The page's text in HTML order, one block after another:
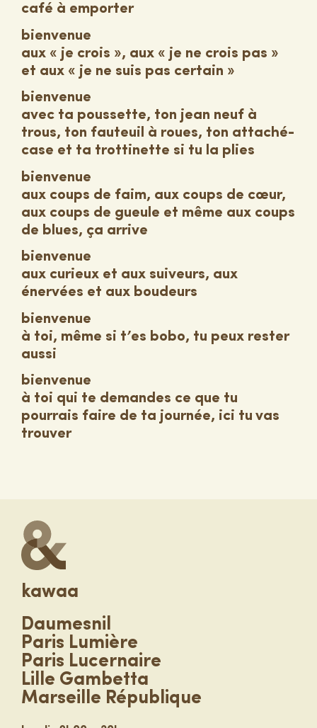
café à emporter
bienvenue
aux « je crois », aux « je ne crois pas »
et aux « je ne suis pas certain »
bienvenue
avec ta poussette, ton jean neuf à
trous, ton fauteuil à roues, ton attaché-
case et ta trottinette si tu la plies
bienvenue
aux coups de faim, aux coups de cœur,
aux coups de gueule et même aux coups
de blues, ça arrive
bienvenue
aux curieux et aux suiveurs, aux
énervées et aux boudeurs
bienvenue
à toi, même si t’es bobo, tu peux rester
aussi
bienvenue
à toi qui te demandes ce que tu
pourrais faire de ta journée, ici tu vas
trouver
kawaa
Daumesnil
Paris Lumière
Paris Lucernaire
Lille Gambetta
Marseille République